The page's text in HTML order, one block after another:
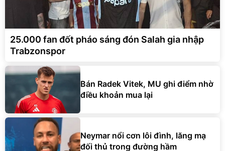
25.000 fan đốt pháo sáng đón Salah gia nhập
Trabzonspor
Bán Radek Vitek, MU ghi điểm nhờ
điều khoản mua lại
Neymar nổi cơn lôi đình, lăng mạ
đối thủ trong đường hầm